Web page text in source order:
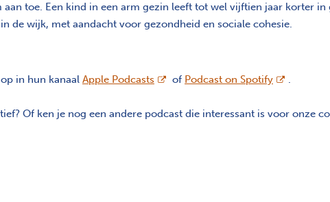
toe. Een kind in een arm gezin leeft tot wel vijftien jaar korter
de wijk, met aandacht voor gezondheid en sociale cohesie.
in hun kanaal Apple Podcasts opent nieuw scherm
of Podcast on Spotifyopent
.
Of ken je nog een andere podcast die interessant is voor onze